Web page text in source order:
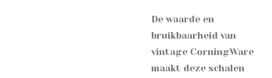
De waarde en
bruikbaarheid van
vintage CorningWare
maakt deze schalen